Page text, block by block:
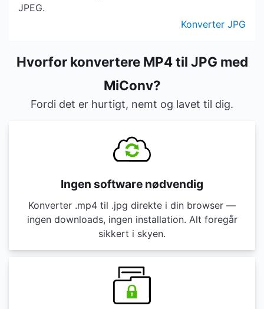
JPEG.
Konverter JPG
Hvorfor konvertere MP4 til JPG med
MiConv?
Fordi det er hurtigt, nemt og lavet til dig.
Ingen software nødvendig
Konverter .mp4 til .jpg direkte i din browser —
ingen downloads, ingen installation. Alt foregår
sikkert i skyen.